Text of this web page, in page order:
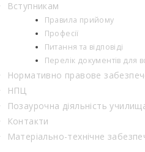
Вступникам
Правила прийому
Професії
Питання та відповіді
Перелік документів для
Нормативно правове
НПЦ
Позаурочна діяльність
Контакти
Матеріально-технічне